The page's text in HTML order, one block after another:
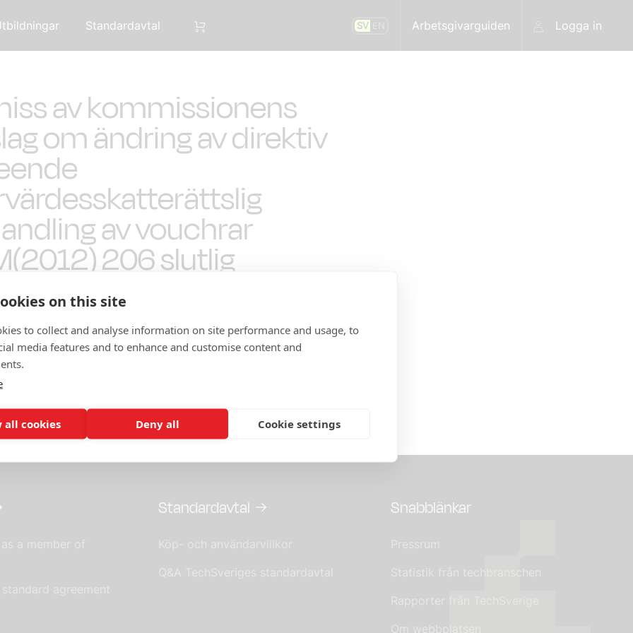
Standardavtal SV Arbetsgivarguiden Logga in
av kommissionens
om ändring av direktiv
av vouchrar
206 slutlig
att svara
inkom från Finansdepartementet den 28 maj.
medsammanfattning av konsekvensbedömning
a member of
standard agreement
Standardavtal
Köp- och användarvillkor
Q&A TechSveriges standardavtal
Snabblänkar
Pressrum
Statistik från techbranschen
Rapporter från TechSverige
Om webbplatsen
on this site
to collect and analyse information on site performance and usage, to
media features and to enhance and customise content and
all cookies Deny all Cookie settings